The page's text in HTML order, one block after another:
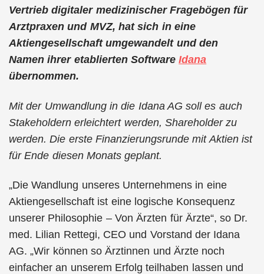
Vertrieb digitaler medizinischer Fragebögen für
Arztpraxen und MVZ, hat sich in eine
Aktiengesellschaft umgewandelt und den
Namen ihrer etablierten SoftwareIdana
übernommen.
Mit der Umwandlung in die Idana AG soll es auch
Stakeholdern erleichtert werden, Shareholderzu
werden. Die erste Finanzierungsrunde mit Aktien ist
für Ende diesen Monats geplant.
„Die Wandlung unseres Unternehmens in eine
Aktiengesellschaft ist eine logische Konsequenz
unserer Philosophie – Von Ärzten für Ärzte“, so Dr.
med. Lilian Rettegi, CEO und Vorstand der Idana
AG. „Wir können so Ärztinnen und Ärzte noch
einfacher an unserem Erfolg teilhaben lassen und